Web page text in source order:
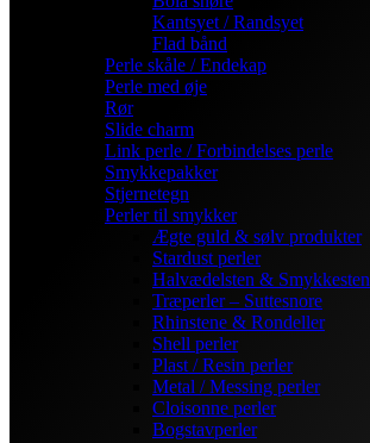
Kantsyet / Randsyet
Flad bånd
Perle skåle / Endekap
Perle med øje
Rør
Slide charm
Link perle / Forbindelses perle
Smykkepakker
Stjernetegn
Perler til smykker
Ægte guld & sølv produkter
Stardust perler
Halvædelsten & Smykkesten
Træperler – Suttesnore
Rhinstene & Rondeller
Shell perler
Plast / Resin perler
Metal / Messing perler
Cloisonne perler
Bogstavperler